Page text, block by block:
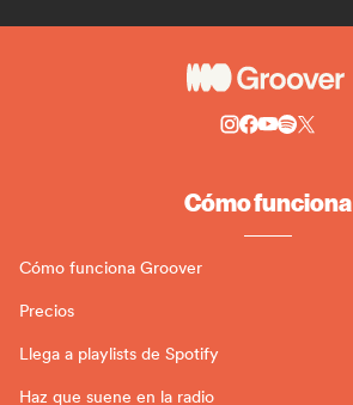
Cómo funciona
Cómo funciona Groover
Precios
Llega a playlists de Spotify
Haz que suene en la radio